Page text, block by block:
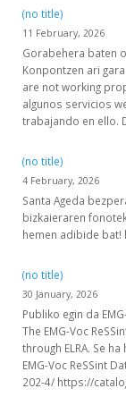
(no title)
11 February, 2026
Gorabehera baten
Konpontzen ari
are not working
algunos servicios
trabajando en ello.
(no title)
4 February, 2026
Santa Ageda
bizkaieraren
hemen adibide bat!
(no title)
30 January, 2026
Publiko egin da
The EMG-Voc
through ELRA. Se
EMG-Voc ReSSint
202-4/ https://